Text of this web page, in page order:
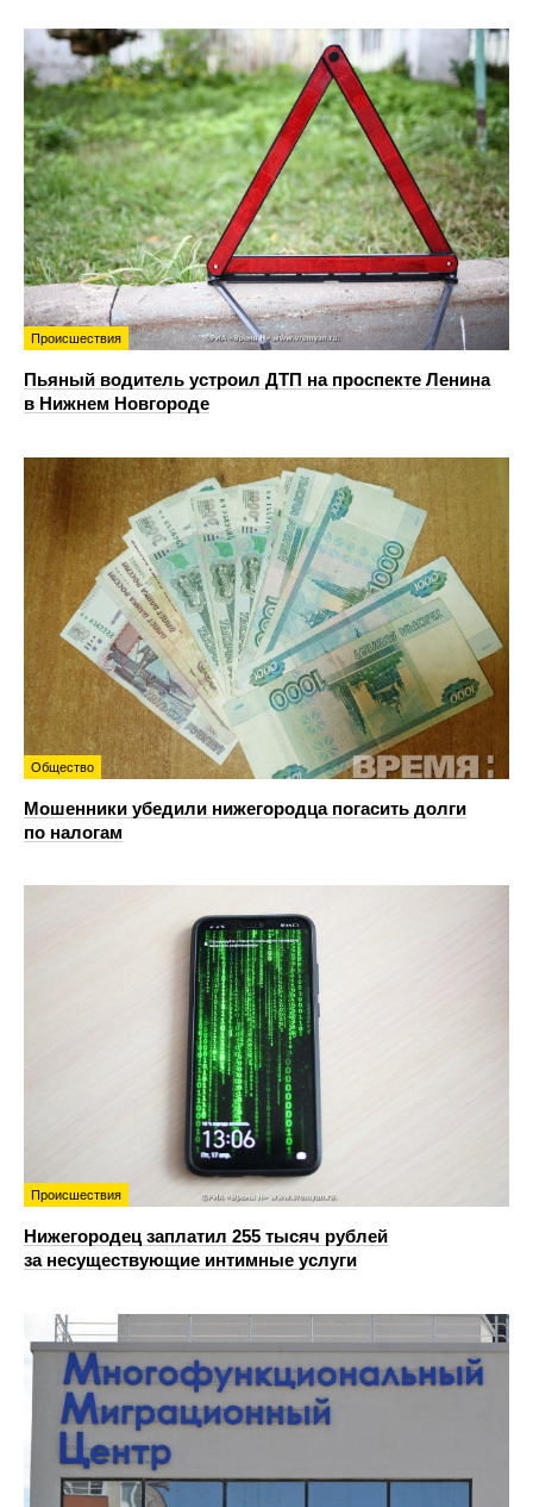
Происшествия
Пьяный водитель устроил ДТП на проспекте Ленина
в Нижнем Новгороде
Общество
Мошенники убедили нижегородца погасить долги
по налогам
Происшествия
Нижегородец заплатил 255 тысяч рублей
за несуществующие интимные услуги